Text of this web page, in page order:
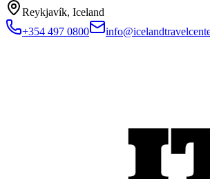
Reykjavík, Iceland
+354 497 0800